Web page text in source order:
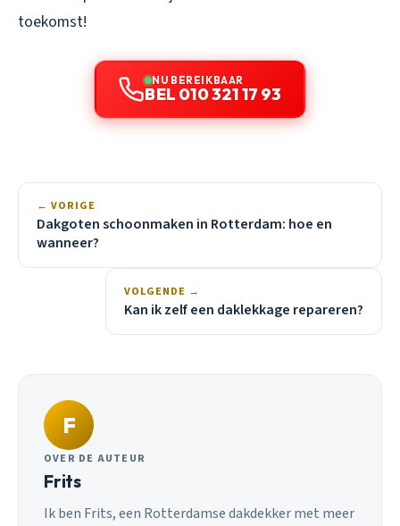
toekomst!
NU BEREIKBAAR
BEL 010 321 17 93
← VORIGE
Dakgoten schoonmaken in Rotterdam: hoe en
wanneer?
VOLGENDE →
Kan ik zelf een daklekkage repareren?
F
OVER DE AUTEUR
Frits
Ik ben Frits, een Rotterdamse dakdekker met meer